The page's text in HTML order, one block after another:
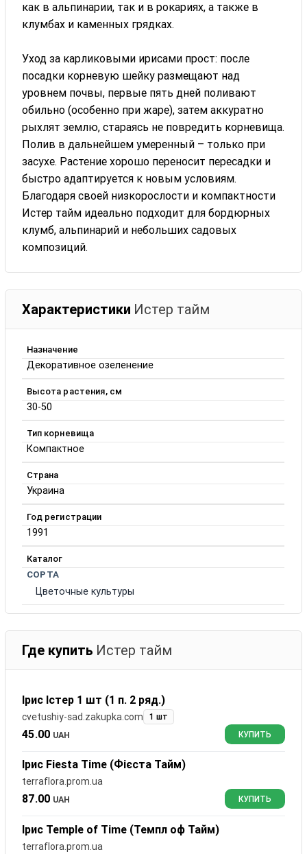
как в альпинарии, так и в рокариях, а также в
клумбах и каменных грядках.
Уход за карликовыми ирисами прост: после
посадки корневую шейку размещают над
уровнем почвы, первые пять дней поливают
обильно (особенно при жаре), затем аккуратно
рыхлят землю, стараясь не повредить корневища.
Полив в дальнейшем умеренный – только при
засухе. Растение хорошо переносит пересадки и
быстро адаптируется к новым условиям.
Благодаря своей низкорослости и компактности
Истер тайм идеально подходит для бордюрных
клумб, альпинарий и небольших садовых
композиций.
Характеристики Истер тайм
Назначение
Декоративное озеленение
Высота растения, см
30-50
Тип корневища
Компактное
Страна
Украина
Год регистрации
1991
Каталог
СОРТА
Цветочные культуры
Где купить Истер тайм
Ірис Істер 1 шт (1 п. 2 ряд.)
cvetushiy-sad.zakupka.com 1 шт
45.00 UAH КУПИТЬ
Ірис Fiesta Time (Фієста Тайм)
terraflora.prom.ua
87.00 UAH КУПИТЬ
Ірис Temple of Time (Темпл оф Тайм)
terraflora.prom.ua